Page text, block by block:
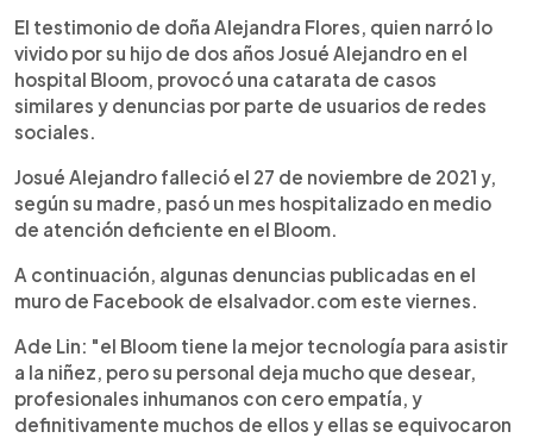
► Escuchar artículo
El testimonio de doña Alejandra Flores, quien narró lo
vivido por su hijo de dos años Josué Alejandro en el
hospital Bloom, provocó una catarata de casos
similares y denuncias por parte de usuarios de redes
sociales.
Josué Alejandro falleció el 27 de noviembre de 2021 y,
según su madre, pasó un mes hospitalizado en medio
de atención deficiente en el Bloom.
A continuación, algunas denuncias publicadas en el
muro de Facebook de elsalvador.com este viernes.
Ade Lin: "el Bloom tiene la mejor tecnología para asistir
a la niñez, pero su personal deja mucho que desear,
profesionales inhumanos con cero empatía, y
definitivamente muchos de ellos y ellas se equivocaron